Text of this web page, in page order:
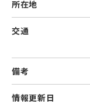
所在地
交通
備考
情報更新日